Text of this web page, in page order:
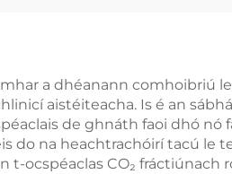
úsáida dhéanann comhoibriú
aistéiteacha. Is é an
de ghnáth faoi dhó nó
do na heachtrachóirí tacú le
ocspéaclas CO₂ fráctiúnach